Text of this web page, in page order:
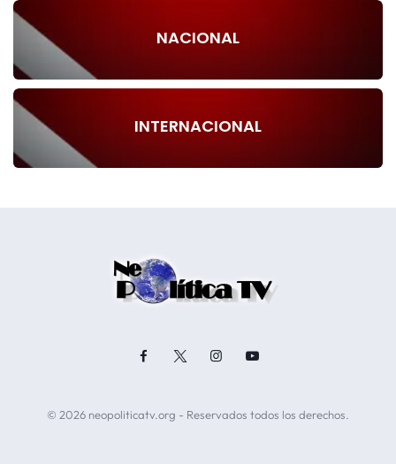
NACIONAL
INTERNACIONAL
© 2026 neopoliticatv.org - Reservados todos los derechos.